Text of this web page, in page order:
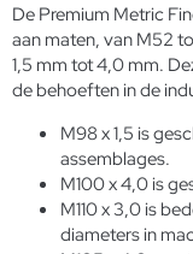
De Premium Metric
aan maten, van M52
1,5 mm tot 4,0 mm.
de behoeften in de
M98 x 1,5 is
assemblages.
M100 x 4,0 is
M110 x 3,0 is
diameters in